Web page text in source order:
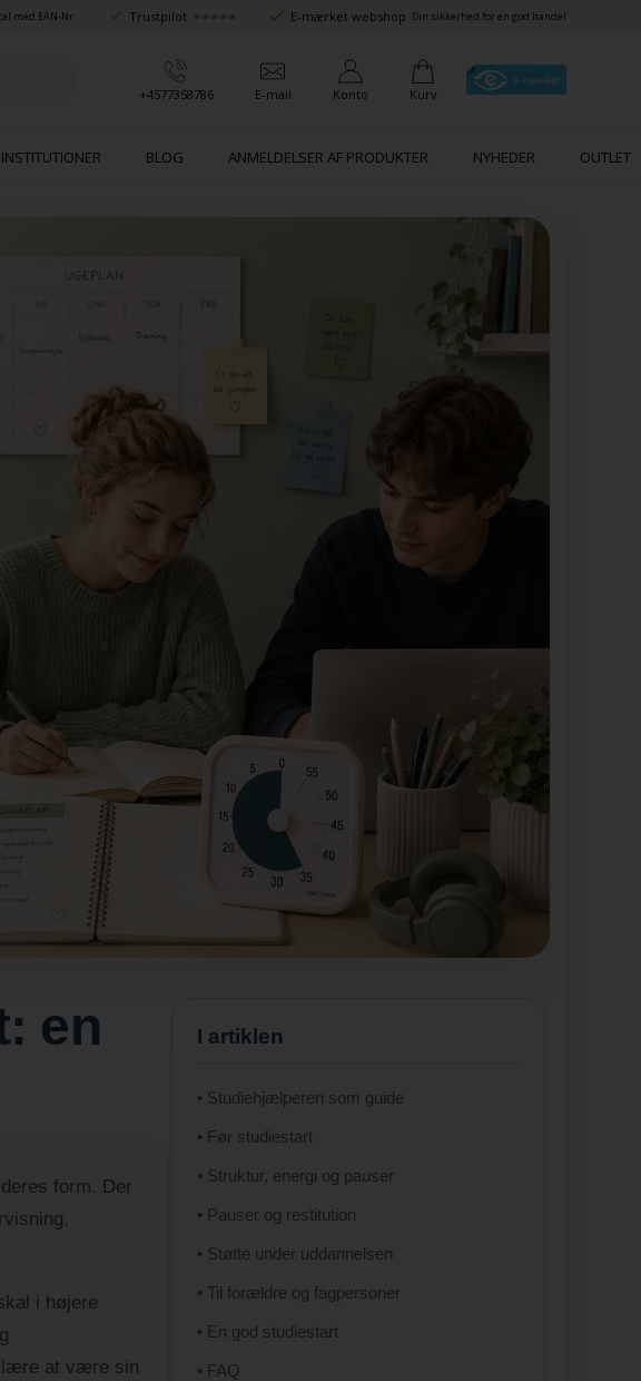
med EAN-Nr. Trustpilot ★★★★★ E-mærket webshop Din sikkerhed for en god handel
+4577358786 E-mail Konto Kurv
INSTITUTIONER BLOG ANMELDELSER AF PRODUKTER NYHEDER OUTLET
en
form. Der
i højere
lære at være sin
I artiklen
• Studiehjælperen som guide
• Før studiestart
• Struktur, energi og pauser
• Pauser og restitution
• Støtte under uddannelsen
• Til forældre og fagpersoner
• En god studiestart
• FAQ